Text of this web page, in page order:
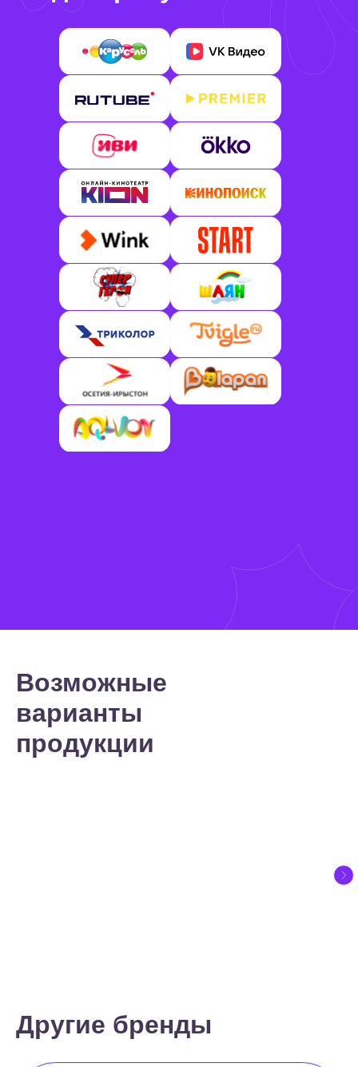
Возможные
варианты
продукции
Другие бренды
Дракоша Тоша
Дракоша Тоша готов отправиться
в новое, интересное путешествие.
Его ждут полезные знакомства
и много растотошных приключений
с новыми друзьями!
Живой гараж
Обычный мальчишка после переезда
в новый дом случайно активирует
Живой гараж